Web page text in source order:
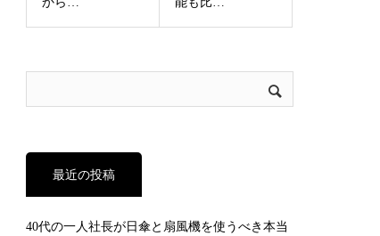
最近の投稿
40代の一人社長が日傘と扇風機を使うべき本当